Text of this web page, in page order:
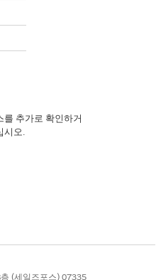
서
를 추가로 확인하거
시오.
(세일즈포스) 07335